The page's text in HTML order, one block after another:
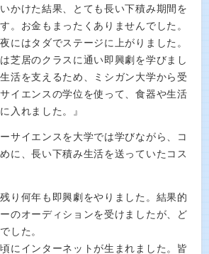
かけた結果、とても長い下積み期間を
。お金もまったくありませんでした。
にはタダでステージに上がりました。
芝居のクラスに通い即興劇を学びまし
活を支えるため、ミシガン大学から受
イエンスの学位を使って、食器や生活
入れました。』
サイエンスを大学では学びながら、コ
に、長い下積み生活を送っていたコス
り何年も即興劇をやりました。結果的
のオーディションを受けましたが、ど
した。
にインターネットが生まれました。皆